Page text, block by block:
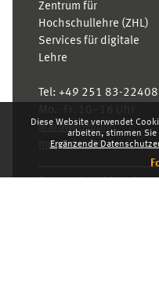
Diese Website verwendet
arbeiten, stimmen
Ergänzende
Zentrum für
Hochschullehre (ZHL)
Services für digitale
Lehre
Tel: +49 251 83-22408
learnweb@uni-
muenster.de